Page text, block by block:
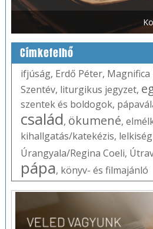
Címkefelhő
ifjúság, Erdő Péter,
Szentév, liturgikus jegyzet,
szentek és boldogok,
család, ökumené,
kihallgatás/katekézis,
Úrangyala/Regina Coeli,
pápa, könyv- és filmajánló